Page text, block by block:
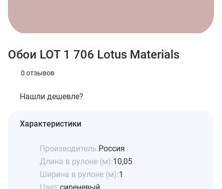
Обои LOT 1 706 Lotus Materials
0 отзывов
Нашли дешевле?
Характеристики
Производитель:Россия
Длина в рулоне (м):10,05
Ширина в рулоне (м):1